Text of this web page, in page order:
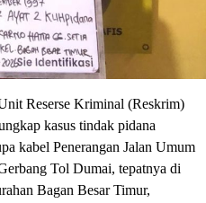
Reserse Kriminal (Reskrim)
kasus tindak pidana
kabel Penerangan Jalan Umum
Tol Dumai, tepatnya di
Bagan Besar Timur,